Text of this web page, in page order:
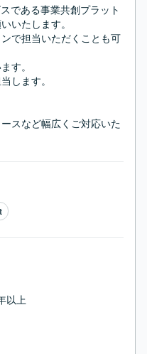
である事業共創プラット
いたします。
で担当いただくことも可
す。
します。
スなど幅広くご対応いた
以上